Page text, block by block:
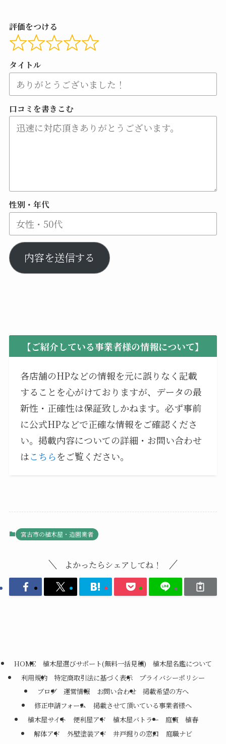
評価をつける
タイトル
口コミを書きこむ
性別・年代
内容を送信する
【ご紹介している事業者様の情報について】
各店舗のHPなどの情報を元に誤りなく記載
することを心がけておりますが、データの最
新性・正確性は保証致しかねます。必ず事前
に公式HPなどで正確な情報をご確認くださ
い。掲載内容についての詳細・お問い合わせ
はこちらをご覧ください。
宮古市の植木屋・造園業者
よかったらシェアしてね！
HOME 植木屋選びサポート(無料一括見積)
植木屋名鑑について
利用規約
特定商取引法に基づく表示
プライバシーポリシー
ブログ
運営情報 お問い合わせ
掲載希望の方へ
修正申請フォーム
掲載させて頂いている事業者様へ
植木屋サイト
便利屋アド 植木屋バトラー 庭寅
植春
解体アド
外壁塗装アド 井戸掘りの窓口 庭職ナビ